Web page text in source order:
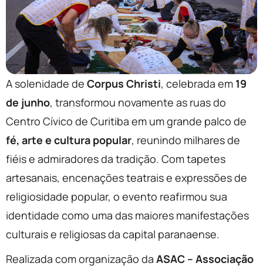
A solenidade de Corpus Christi, celebrada em 19
de junho, transformou novamente as ruas do
Centro Cívico de Curitiba em um grande palco de
fé, arte e cultura popular, reunindo milhares de
fiéis e admiradores da tradição. Com tapetes
artesanais, encenações teatrais e expressões de
religiosidade popular, o evento reafirmou sua
identidade como uma das maiores manifestações
culturais e religiosas da capital paranaense.
Realizada com organização da ASAC – Associação